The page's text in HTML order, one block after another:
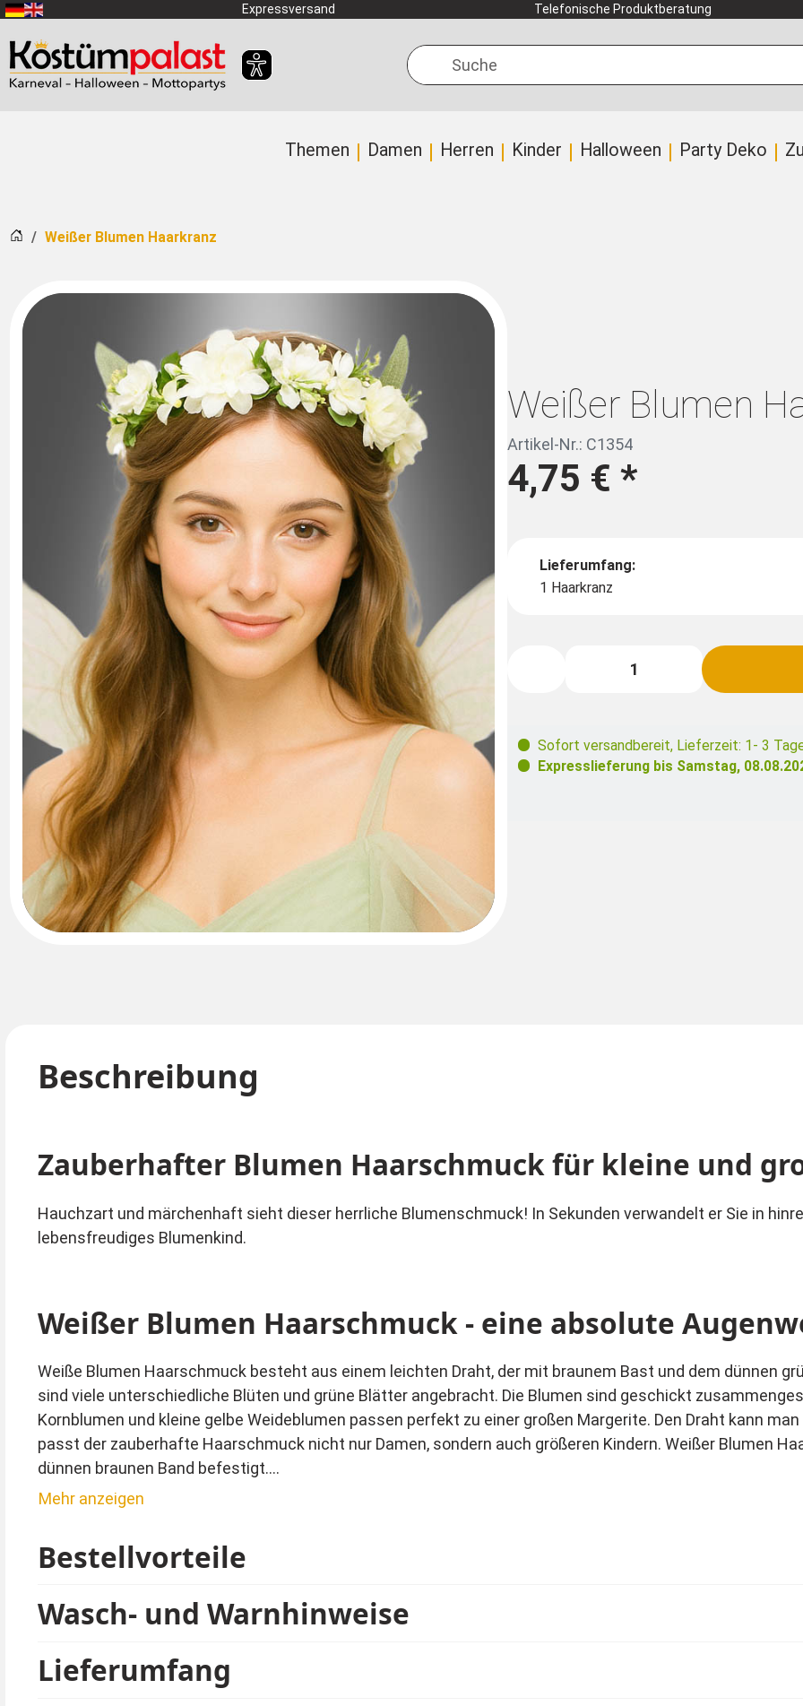
Zum Hauptinhalt springen Expressversand Telefonische Produktberatung
Suche
Themen Damen Herren Kinder Halloween Party Deko
Startseite
Weißer Blumen Haarkranz
Weißer Blumen
Artikel-Nr.: C1354
4,75 €*
Lieferumfang:
1 Haarkranz
Sofort versandbereit, Lieferzeit: 1- 3
Expresslieferung bis Samstag,
Beschreibung
Zauberhafter Blumen Haarschmuck für kleine und
Hauchzart und märchenhaft sieht dieser herrliche Blumenschmuck! In Sekunden verwandelt er Sie in
lebensfreudiges Blumenkind.
Weißer Blumen Haarschmuck - eine absolute
Weiße Blumen Haarschmuck besteht aus einem leichten Draht, der mit braunem Bast und dem dünnen
sind viele unterschiedliche Blüten und grüne Blätter angebracht. Die Blumen sind geschickt
Kornblumen und kleine gelbe Weideblumen passen perfekt zu einer großen Margerite. Den Draht kann
passt der zauberhafte Haarschmuck nicht nur Damen, sondern auch größeren Kindern. Weißer Blumen
dünnen braunen Band befestigt.
Abgebildete Perücke ist nicht im Lieferumfang. Diese aber auch viele unterschiedliche Schmuckteile wie
Tipp von Kostümpalast:
Mehr anzeigen
Bestellvorteile
Wasch- und Warnhinweise
Lieferumfang